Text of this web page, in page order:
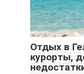
Отдых в
курорты,